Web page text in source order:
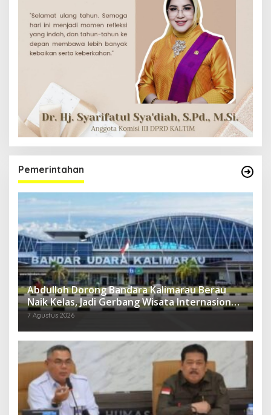
Pemerintahan
Abdulloh Dorong Bandara Kalimarau Berau
Naik Kelas, Jadi Gerbang Wisata Internasional
Kaltim
7 Agustus 2026